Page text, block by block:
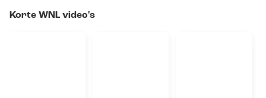
Korte WNL video's